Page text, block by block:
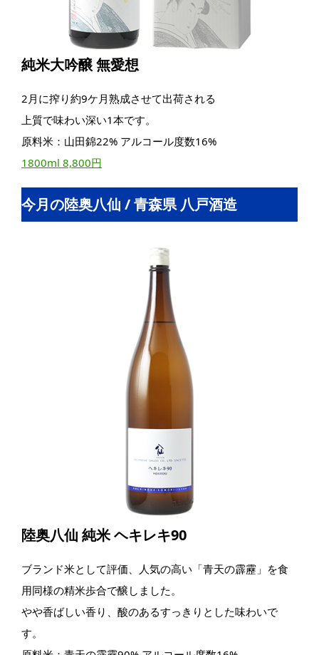
純米大吟醸 無愛想
2月に搾り約9ケ月熟成させて出荷される
上質で味わい深い1本です。
原料米：山田錦22% アルコール度数16%
1800ml 8,800円
今月の陸奥八仙 / 青森県 八戸酒造
陸奥八仙 純米 ヘキレキ90
ブランド米として評価、人気の高い「青天の霹靂」を食
用同様の精米歩合で醸しました。
やや香ばしい香り、酸のあるすっきりとした味わいで
す。